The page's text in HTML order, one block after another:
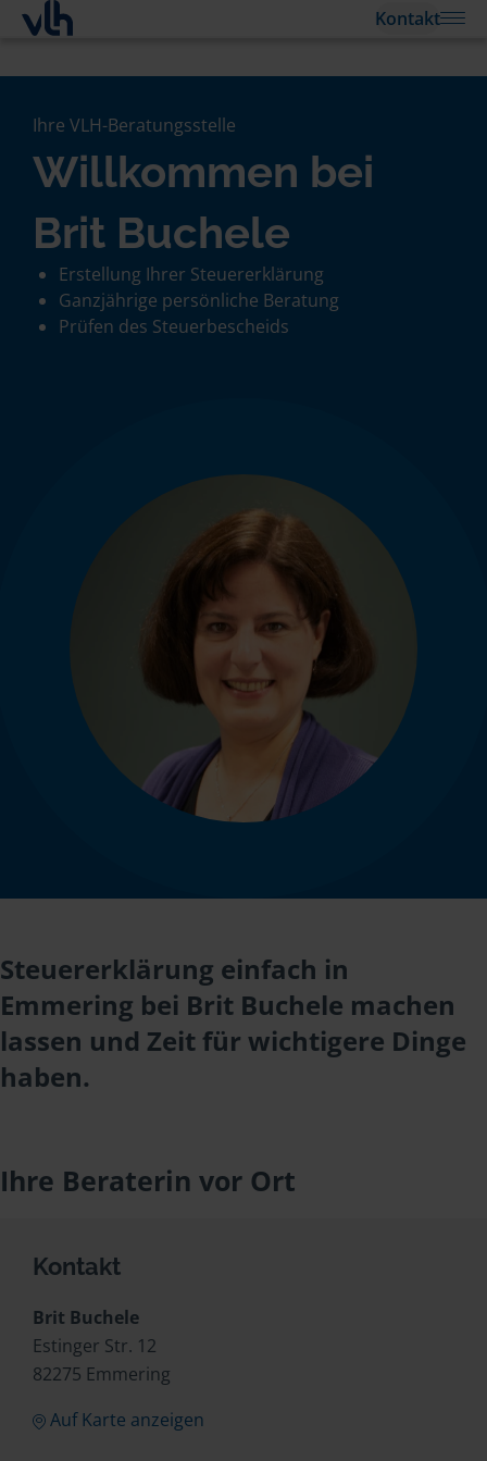
Kontakt
Ihre VLH-Beratungsstelle
Willkommen bei
Brit Buchele
Erstellung Ihrer Steuererklärung
Ganzjährige persönliche Beratung
Prüfen des Steuerbescheids
Steuererklärung einfach in
Emmering bei Brit Buchele machen
lassen und Zeit für wichtigere Dinge
haben.
Ihre Beraterin vor Ort
Kontakt
Brit Buchele
Estinger Str. 12
82275 Emmering
Auf Karte anzeigen